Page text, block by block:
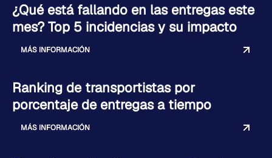
¿Qué está fallando en las entregas este
mes? Top 5 incidencias y su impacto
MÁS INFORMACIÓN
Ranking de transportistas por
porcentaje de entregas a tiempo
MÁS INFORMACIÓN